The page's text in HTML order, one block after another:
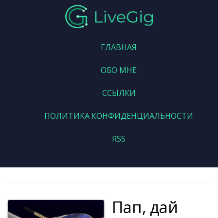
ГЛАВНАЯ
ОБО МНЕ
ССЫЛКИ
ПОЛИТИКА КОНФИДЕНЦИАЛЬНОСТИ
RSS
Пап, дай